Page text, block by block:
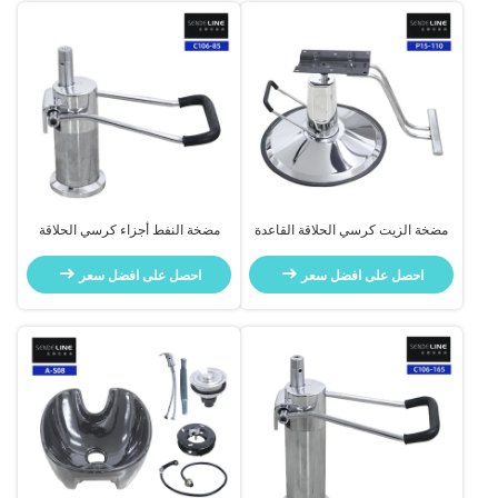
مضخة الزيت كرسي الحلاقة القاعدة
جمال
احصل على افضل سعر
مضخة النفط أجزاء كرسي الحلاقة
قاعدة كرسي صالون التجميل
احصل على افضل سعر